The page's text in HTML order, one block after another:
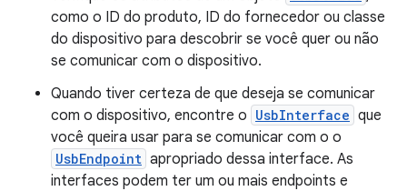
como o ID do produto, ID do fornecedor ou classe
do dispositivo para descobrir se você quer ou não
se comunicar com o dispositivo.
Quando tiver certeza de que deseja se comunicar
com o dispositivo, encontre o UsbInterface que
você queira usar para se comunicar com o o
UsbEndpoint apropriado dessa interface. As
interfaces podem ter um ou mais endpoints e